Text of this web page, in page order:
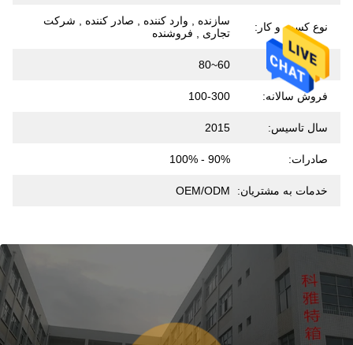
نوع کسب و کار:
سازنده , وارد کننده , صادر کننده , شرکت
تجاری , فروشنده
تعداد کارکنان: 60~80
فروش سالانه: 100-300
سال تاسیس: 2015
صادرات: 90% - 100%
خدمات به مشتریان: OEM/ODM